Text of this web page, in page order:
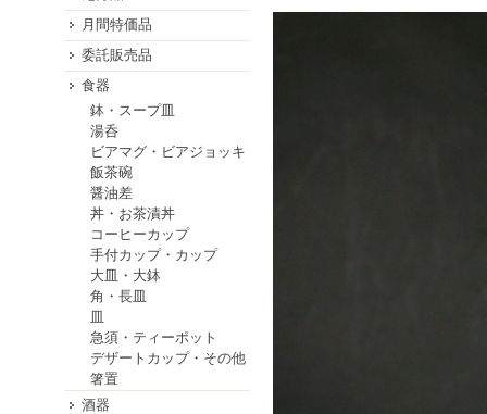
月間特価品
委託販売品
食器
鉢・スープ皿
湯呑
ビアマグ・ビアジョッキ
飯茶碗
醤油差
丼・お茶漬丼
コーヒーカップ
手付カップ・カップ
大皿・大鉢
角・長皿
皿
急須・ティーポット
デザートカップ・その他
箸置
酒器